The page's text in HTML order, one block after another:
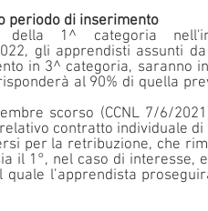
periodo di inserimento
1^ categoria
gli apprendisti assunti
in 3^ categoria, saranno
al 90% di quella
scorso (CCNL 7/6/
contratto individuale di
per la retribuzione, che
il 1°, nel caso di interesse,
l’apprendista